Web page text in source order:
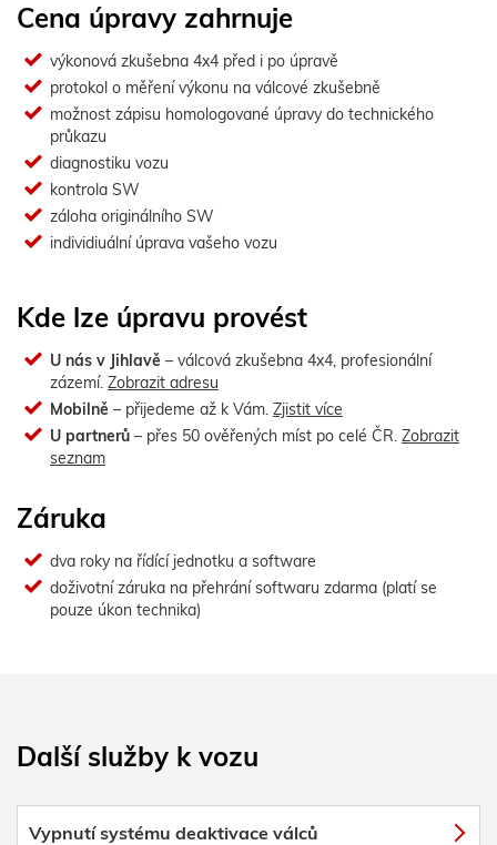
Cena úpravy zahrnuje
výkonová zkušebna 4x4 před i po úpravě
protokol o měření výkonu na válcové zkušebně
možnost zápisu homologované úpravy do technického
průkazu
diagnostiku vozu
kontrola SW
záloha originálního SW
individiuální úprava vašeho vozu
Kde lze úpravu provést
U nás v Jihlavě – válcová zkušebna 4x4, profesionální
zázemí. Zobrazit adresu
Mobilně – přijedeme až k Vám. Zjistit více
U partnerů – přes 50 ověřených míst po celé ČR. Zobrazit
seznam
Záruka
dva roky na řídící jednotku a software
doživotní záruka na přehrání softwaru zdarma (platí se
pouze úkon technika)
Další služby k vozu
Vypnutí systému deaktivace válců